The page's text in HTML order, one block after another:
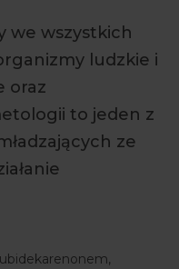
we wszystkich
ludzkie i
oraz
to jeden z
ze